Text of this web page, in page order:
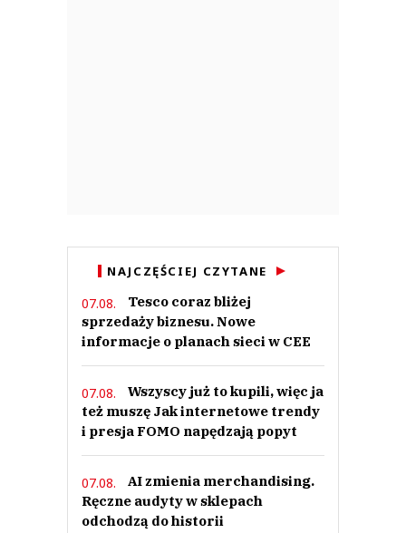
NAJCZĘŚCIEJ CZYTANE
07.08.
Tesco coraz bliżej
sprzedaży biznesu. Nowe
informacje o planach sieci w CEE
07.08.
Wszyscy już to kupili, więc ja
też muszę Jak internetowe trendy
i presja FOMO napędzają popyt
07.08.
AI zmienia merchandising.
Ręczne audyty w sklepach
odchodzą do historii